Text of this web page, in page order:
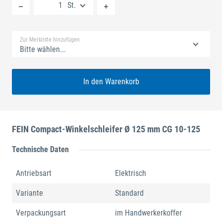
St.
Zur Merkliste hinzufügen
Bitte wählen...
In den Warenkorb
FEIN Compact-Winkelschleifer Ø 125 mm CG 10-125
Technische Daten
Antriebsart Elektrisch
Variante Standard
Verpackungsart im Handwerkerkoffer